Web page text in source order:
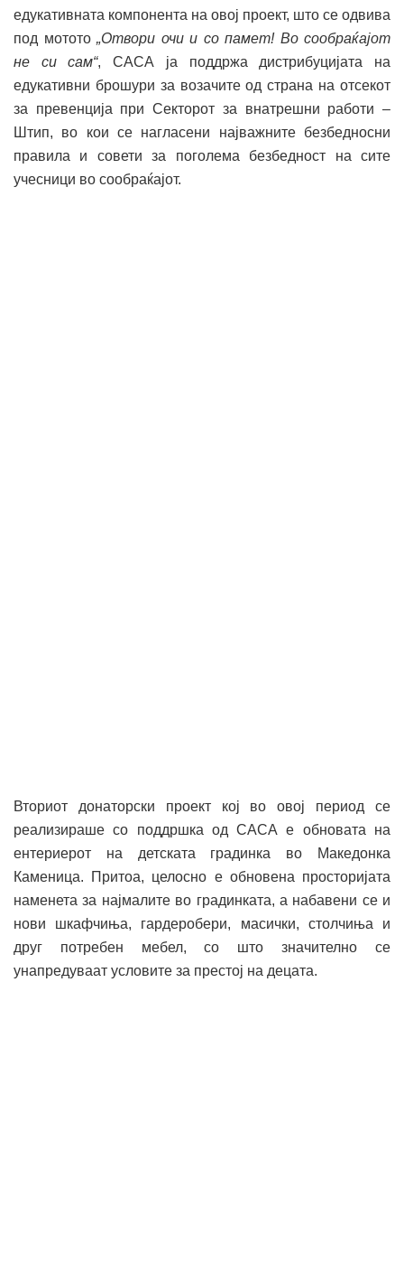
едукативната компонента на овој проект, што се одвива
под мотото „Отвори очи и со памет! Во сообраќајот
не си сам“, САСА ја поддржа дистрибуцијата на
едукативни брошури за возачите од страна на отсекот
за превенција при Секторот за внатрешни работи –
Штип, во кои се нагласени најважните безбедносни
правила и совети за поголема безбедност на сите
учесници во сообраќајот.
Вториот донаторски проект кој во овој период се
реализираше со поддршка од САСА е обновата на
ентериерот на детската градинка во Македонка
Каменица. Притоа, целосно е обновена просторијата
наменета за најмалите во градинката, а набавени се и
нови шкафчиња, гардеробери, масички, столчиња и
друг потребен мебел, со што значително се
унапредуваат условите за престој на децата.